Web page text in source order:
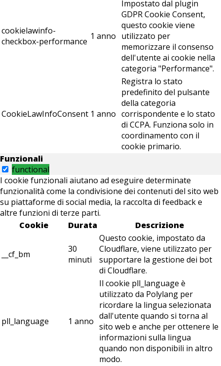
cookielawinfo-
checkbox-performance 1 anno
Impostato dal plugin
GDPR Cookie Consent,
questo cookie viene
utilizzato per
memorizzare il consenso
dell'utente ai cookie nella
categoria "Performance".
CookieLawInfoConsent 1 anno
Registra lo stato
predefinito del pulsante
della categoria
corrispondente e lo stato
di CCPA. Funziona solo in
coordinamento con il
cookie primario.
Funzionali
functional
I cookie funzionali aiutano ad eseguire determinate
funzionalità come la condivisione dei contenuti del sito web
su piattaforme di social media, la raccolta di feedback e
altre funzioni di terze parti.
Cookie
Durata Descrizione
__cf_bm
30
minuti
Questo cookie, impostato da
Cloudflare, viene utilizzato per
supportare la gestione dei bot
di Cloudflare.
pll_language 1 anno
Il cookie pll_language è
utilizzato da Polylang per
ricordare la lingua selezionata
dall'utente quando si torna al
sito web e anche per ottenere le
informazioni sulla lingua
quando non disponibili in altro
modo.